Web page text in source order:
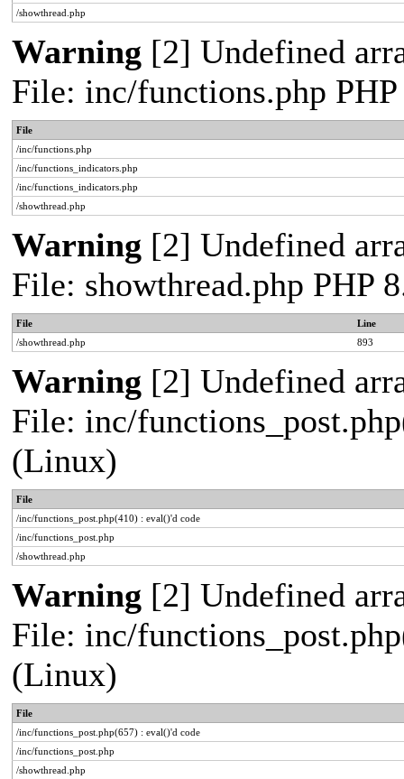
/showthread.php
Warning [2] Undefined
File: inc/functions.php
File
/inc/functions.php
/inc/functions_indicators.php
/inc/functions_indicators.php
/showthread.php
Warning [2] Undefined
File: showthread.php PHP
File
Line
/showthread.php
893
Warning [2] Undefined
File: inc/
(Linux)
File
/inc/functions_post.php(410) : eval()'d code
/inc/functions_post.php
/showthread.php
Warning [2] Undefined
File: inc/
(Linux)
File
/inc/functions_post.php(657) : eval()'d code
/inc/functions_post.php
/showthread.php